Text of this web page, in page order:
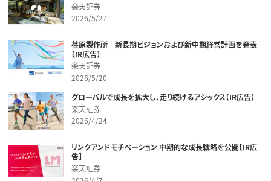
楽天証券
2026/5/27
荏原製作所 新長期ビジョンおよび新中期経営計画を発表
【IR広告】
楽天証券
2026/5/20
グローバルで成長を拡大し、走り続けるアシックス【IR広告】
楽天証券
2026/4/24
リンクアンドモチベーション 中期的な成長戦略を公開【IR広
告】
楽天証券